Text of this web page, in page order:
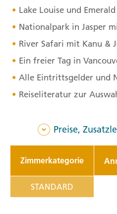
Lake Louise und
Nationalpark in Jasper
River Safari mit Kanu &
Ein freier Tag in
Alle Eintrittsgelder und
Reiseliteratur zur
Preise,
Zimmerkategorie
STANDARD